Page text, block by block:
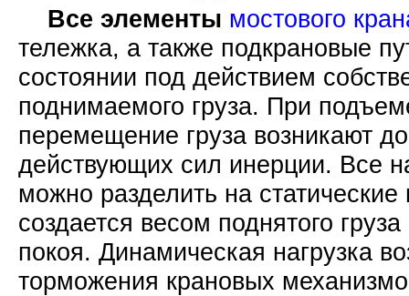
Все элементы мостового
тележка, а также подкрановые
состоянии под действием
поднимаемого груза. При
перемещение груза возникают
действующих сил инерции. Все
можно разделить на
создается весом поднятого
покоя. Динамическая нагрузка
торможения крановых